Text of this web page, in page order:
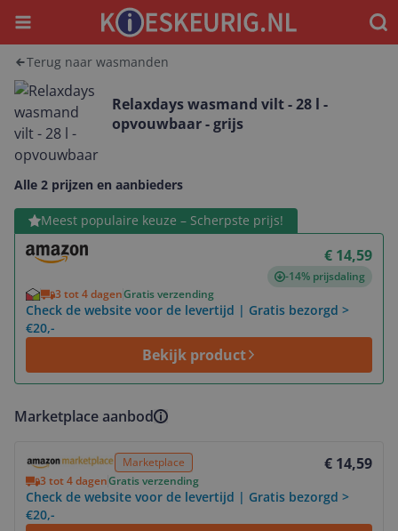
Menu
Terug naar wasmanden
Relaxdays wasmand vilt - 28 l -
opvouwbaar - grijs
Alle 2 prijzen en aanbieders
Meest populaire keuze – Scherpste prijs!
€ 14,59
-14% prijsdaling
3 tot 4 dagenGratis verzending
Check de website voor de levertijd | Gratis bezorgd >
€20,-
Bekijk product
Bekijk product
Marketplace aanbod
Marketplace € 14,59
3 tot 4 dagenGratis verzending
Check de website voor de levertijd | Gratis bezorgd >
€20,-